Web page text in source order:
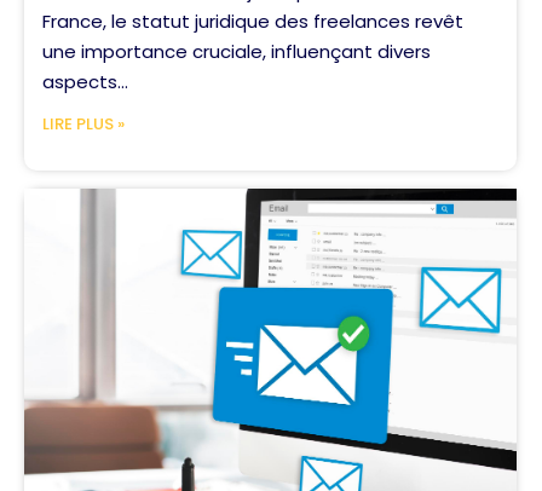
France, le statut juridique des freelances revêt
une importance cruciale, influençant divers
aspects...
LIRE PLUS »